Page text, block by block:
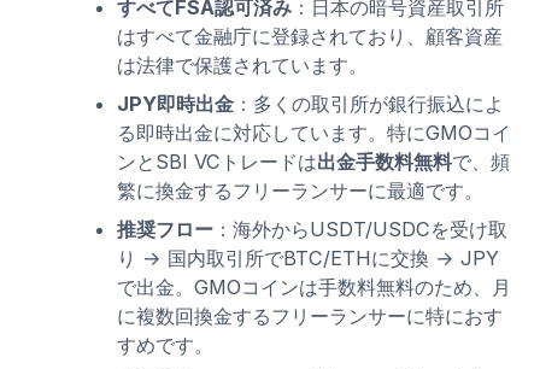
すべてFSA認可済み：日本の暗号資産取引所
はすべて金融庁に登録されており、顧客資産
は法律で保護されています。
JPY即時出金：多くの取引所が銀行振込によ
る即時出金に対応しています。特にGMOコイ
ンとSBI VCトレードは出金手数料無料で、頻
繁に換金するフリーランサーに最適です。
推奨フロー：海外からUSDT/USDCを受け取
り → 国内取引所でBTC/ETHに交換 → JPY
で出金。GMOコインは手数料無料のため、月
に複数回換金するフリーランサーに特におす
すめです。